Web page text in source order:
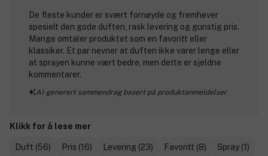
De fleste kunder er svært fornøyde og fremhever
spesielt den gode duften, rask levering og gunstig pris.
Mange omtaler produktet som en favoritt eller
klassiker. Et par nevner at duften ikke varer lenge eller
at sprayen kunne vært bedre, men dette er sjeldne
kommentarer.
AI-generert sammendrag basert på produktanmeldelser
Klikk for å lese mer
Duft (56) Pris (16) Levering (23) Favoritt (8) Spray (1)